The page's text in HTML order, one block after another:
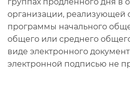
организации, реализующей
программы начального
общего или среднего
виде электронного
электронной подписью не